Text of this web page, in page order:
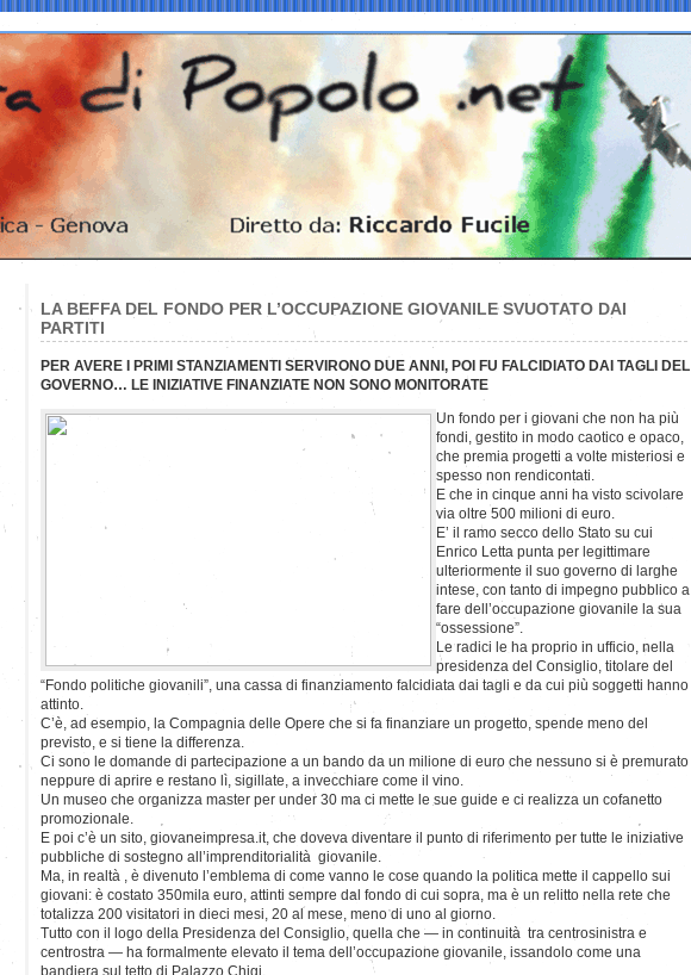
LA BEFFA DEL FONDO PER L’OCCUPAZIONE GIOVANILE SVUOTATO DAI
PARTITI
PER AVERE I PRIMI STANZIAMENTI SERVIRONO DUE ANNI, POI FU FALCIDIATO DAI TAGLI DEL
GOVERNO… LE INIZIATIVE FINANZIATE NON SONO MONITORATE
Un fondo per i giovani che non ha più
fondi, gestito in modo caotico e opaco,
che premia progetti a volte misteriosi e
spesso non rendicontati.
E che in cinque anni ha visto scivolare
via oltre 500 milioni di euro.
E’ il ramo secco dello Stato su cui
Enrico Letta punta per legittimare
ulteriormente il suo governo di larghe
intese, con tanto di impegno pubblico a
fare dell’occupazione giovanile la sua
“ossessione”.
Le radici le ha proprio in ufficio, nella
presidenza del Consiglio, titolare del
“Fondo politiche giovanili”, una cassa di finanziamento falcidiata dai tagli e da cui più soggetti hanno
attinto.
C’è, ad esempio, la Compagnia delle Opere che si fa finanziare un progetto, spende meno del
previsto, e si tiene la differenza.
Ci sono le domande di partecipazione a un bando da un milione di euro che nessuno si è premurato
neppure di aprire e restano lì, sigillate, a invecchiare come il vino.
Un museo che organizza master per under 30 ma ci mette le sue guide e ci realizza un cofanetto
promozionale.
E poi c’è un sito, giovaneimpresa.it, che doveva diventare il punto di riferimento per tutte le iniziative
pubbliche di sostegno all’imprenditorialità giovanile.
Ma, in realtà , è divenuto l’emblema di come vanno le cose quando la politica mette il cappello sui
giovani: è costato 350mila euro, attinti sempre dal fondo di cui sopra, ma è un relitto nella rete che
totalizza 200 visitatori in dieci mesi, 20 al mese, meno di uno al giorno.
Tutto con il logo della Presidenza del Consiglio, quella che — in continuità tra centrosinistra e
centrostra — ha formalmente elevato il tema dell’occupazione giovanile, issandolo come una
bandiera sul tetto di Palazzo Chigi.